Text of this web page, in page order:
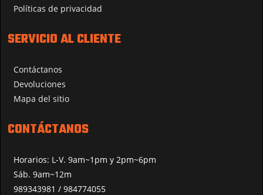
Políticas de privacidad
SERVICIO AL CLIENTE
Contáctanos
Devoluciones
Mapa del sitio
CONTÁCTANOS
Horarios: L-V. 9am~1pm y 2pm~6pm
Sáb. 9am~12m
989343981 / 984774055